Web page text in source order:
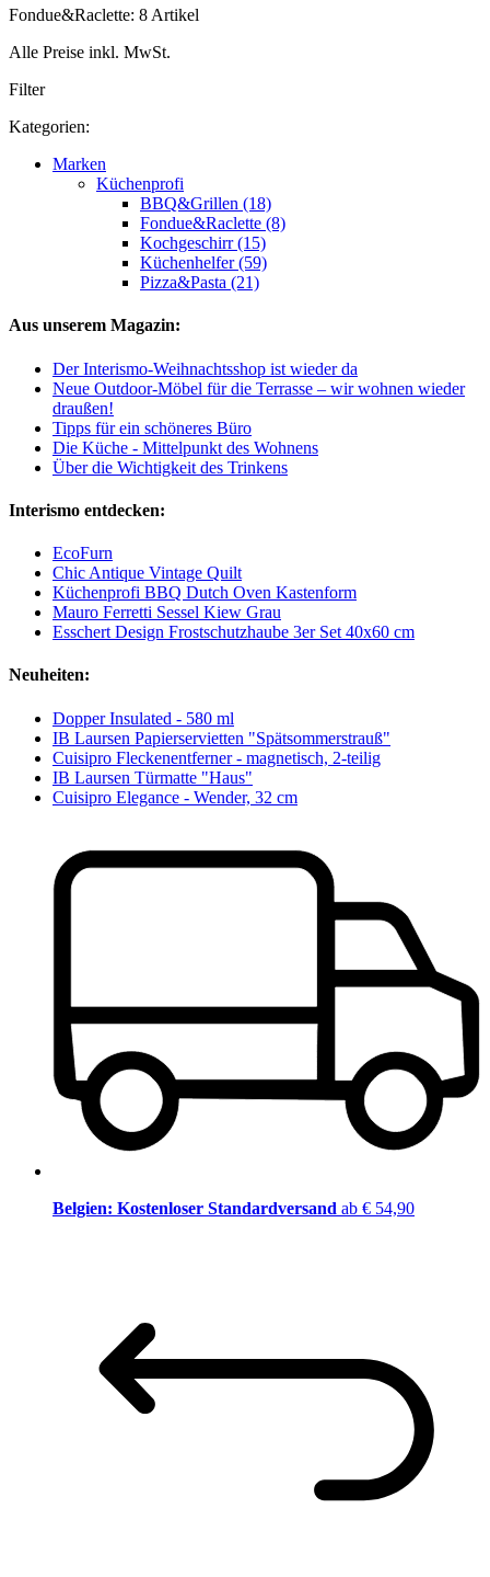
Fondue&Raclette: 8 Artikel
Alle Preise inkl. MwSt.
Filter
Kategorien:
Marken
Küchenprofi
BBQ&Grillen (18)
Fondue&Raclette (8)
Kochgeschirr (15)
Küchenhelfer (59)
Pizza&Pasta (21)
Aus unserem Magazin:
Der Interismo-Weihnachtsshop ist wieder da
Neue Outdoor-Möbel für die Terrasse – wir wohnen wieder
draußen!
Tipps für ein schöneres Büro
Die Küche - Mittelpunkt des Wohnens
Über die Wichtigkeit des Trinkens
Interismo entdecken:
EcoFurn
Chic Antique Vintage Quilt
Küchenprofi BBQ Dutch Oven Kastenform
Mauro Ferretti Sessel Kiew Grau
Esschert Design Frostschutzhaube 3er Set 40x60 cm
Neuheiten:
Dopper Insulated - 580 ml
IB Laursen Papierservietten "Spätsommerstrauß"
Cuisipro Fleckenentferner - magnetisch, 2-teilig
IB Laursen Türmatte "Haus"
Cuisipro Elegance - Wender, 32 cm
Belgien: Kostenloser Standardversand ab € 54,90